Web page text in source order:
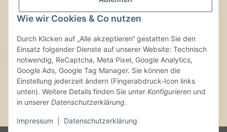
Wie wir Cookies & Co nutzen
Durch Klicken auf „Alle akzeptieren“ gestatten Sie den
Einsatz folgender Dienste auf unserer Website: Technisch
notwendig, ReCaptcha, Meta Pixel, Google Analytics,
Google Ads, Google Tag Manager. Sie können die
Einstellung jederzeit ändern (Fingerabdruck-Icon links
unten). Weitere Details finden Sie unter Konfigurieren und
in unserer Datenschutzerklärung.
Impressum Datenschutzerklärung
Kontaktinformationen
Vertrag widerrufen